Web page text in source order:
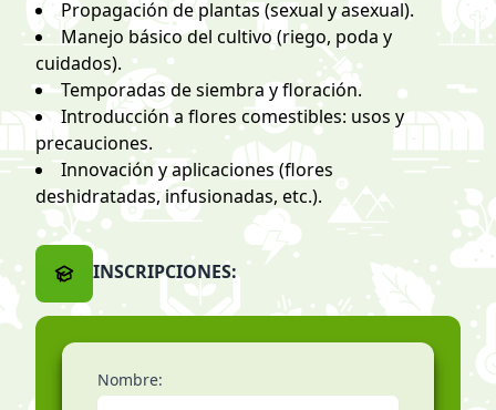
Propagación de plantas (sexual y asexual).
Manejo básico del cultivo (riego, poda y
cuidados).
Temporadas de siembra y floración.
Introducción a flores comestibles: usos y
precauciones.
Innovación y aplicaciones (flores
deshidratadas, infusionadas, etc.).
INSCRIPCIONES:
Nombre: